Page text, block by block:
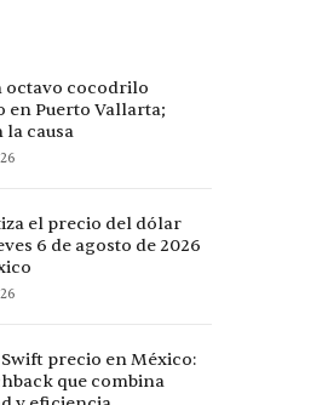
octavo cocodrilo
en Puerto Vallarta;
la causa
el precio del dólar
6 de agosto de 2026
Swift precio en México:
que combina